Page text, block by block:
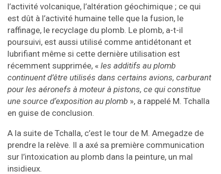
l’activité volcanique, l’altération géochimique ; ce qui
est dût à l’activité humaine telle que la fusion, le
raffinage, le recyclage du plomb. Le plomb, a-t-il
poursuivi, est aussi utilisé comme antidétonant et
lubrifiant même si cette dernière utilisation est
récemment supprimée, « les additifs au plomb
continuent d’être utilisés dans certains avions, carburant
pour les aéronefs à moteur à pistons, ce qui constitue
une source d‘exposition au plomb », a rappelé M. Tchalla
en guise de conclusion.
A la suite de Tchalla, c’est le tour de M. Amegadze de
prendre la relève. Il a axé sa première communication
sur l’intoxication au plomb dans la peinture, un mal
insidieux.